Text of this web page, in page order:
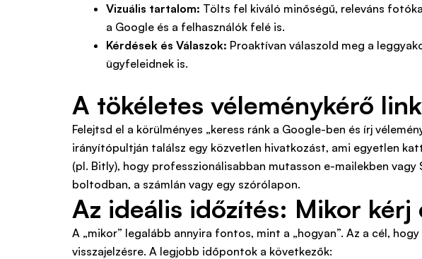
Vizuális tartalom: Tölts fel kiváló minőségű, releváns
a Google és a felhasználók felé is.
Kérdések és Válaszok: Proaktívan válaszold meg a
ügyfeleidnek is.
A tökéletes véleménykérő
Felejtsd el a körülményes „keress ránk a Google-ben és írj
irányítópultján találsz egy közvetlen hivatkozást, ami egyetlen
(pl. Bitly), hogy professzionálisabban mutasson e-mailekben
boltodban, a számlán vagy egy szórólapon.
Az ideális időzítés: Mikor kérj
A „mikor” legalább annyira fontos, mint a „hogyan”. Az a cél,
visszajelzésre. A legjobb időpontok a következők: